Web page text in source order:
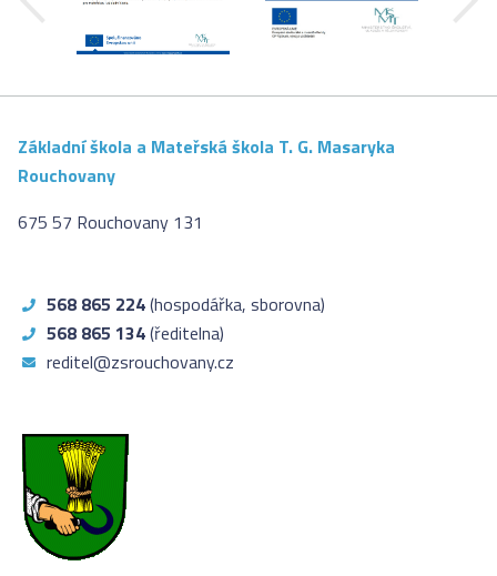
Základní škola a Mateřská škola T. G. Masaryka
Rouchovany
675 57 Rouchovany 131
568 865 224(hospodářka, sborovna)
568 865 134(ředitelna)
reditel@zsrouchovany.cz